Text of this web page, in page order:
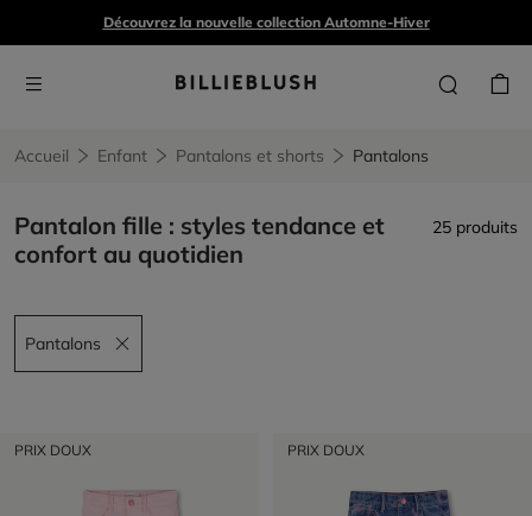
Découvrez la nouvelle collection Automne-Hiver
Accueil Enfant Pantalons et shorts Pantalons
Pantalon fille : styles tendance et
confort au quotidien
25 produits
Pantalons
Remove filter Pantalons
PRIX DOUX PRIX DOUX